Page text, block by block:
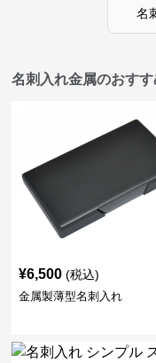
名
名刺入れ金属のおす
¥6,500 (税込)
金属製薄型名刺入れ